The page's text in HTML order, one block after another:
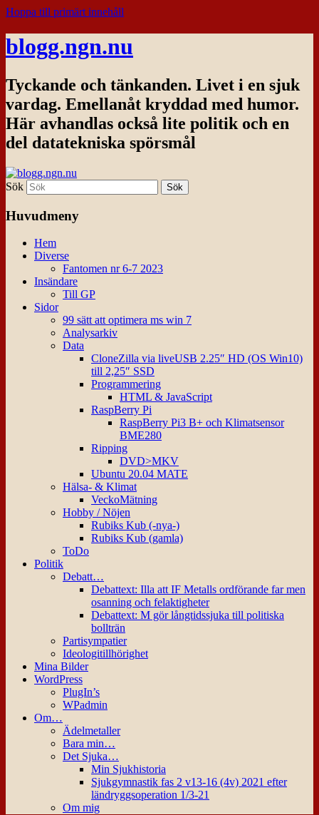
Hoppa till primärt innehåll
blogg.ngn.nu
Tyckande och tänkanden. Livet i en sjuk
vardag. Emellanåt kryddad med humor.
Här avhandlas också lite politik och en
del datatekniska spörsmål
Sök
Huvudmeny
Hem
Diverse
Fantomen nr 6-7 2023
Insändare
Till GP
Sidor
99 sätt att optimera ms win 7
Analysarkiv
Data
CloneZilla via liveUSB 2.25″ HD (OS Win10)
till 2,25″ SSD
Programmering
HTML & JavaScript
RaspBerry Pi
RaspBerry Pi3 B+ och Klimatsensor
BME280
Ripping
DVD>MKV
Ubuntu 20.04 MATE
Hälsa- & Klimat
VeckoMätning
Hobby / Nöjen
Rubiks Kub (-nya-)
Rubiks Kub (gamla)
ToDo
Politik
Debatt…
Debattext: Illa att IF Metalls ordförande far men
osanning och felaktigheter
Debattext: M gör långtidssjuka till politiska
bollträn
Partisympatier
Ideologitillhörighet
Mina Bilder
WordPress
PlugIn’s
WPadmin
Om…
Ädelmetaller
Bara min…
Det Sjuka…
Min Sjukhistoria
Sjukgymnastik fas 2 v13-16 (4v) 2021 efter
ländryggsoperation 1/3-21
Om mig